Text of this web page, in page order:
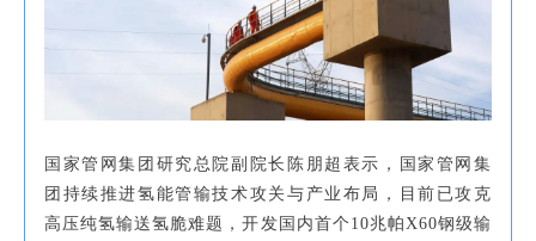
国家管网集团研究总院副院长陈朋超表示，国家管网集
团持续推进氢能管输技术攻关与产业布局，目前已攻克
高压纯氢输送氢脆难题，开发国内首个10兆帕X60钢级输